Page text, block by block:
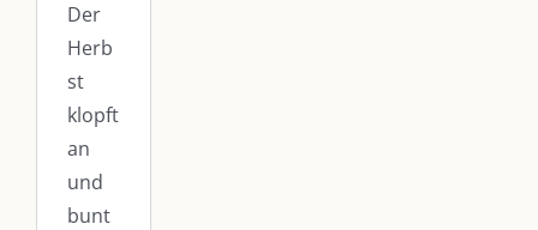
Der
Herb
st
klopft
an
und
bunt